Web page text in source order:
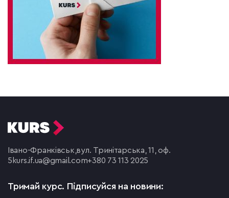
Івано-Франківськ, вул. Тринітарська, 11, оф.
5 kurs.if.ua@gmail.com+380 73 113 2025
Тримай курс. Підписуйся на новини: